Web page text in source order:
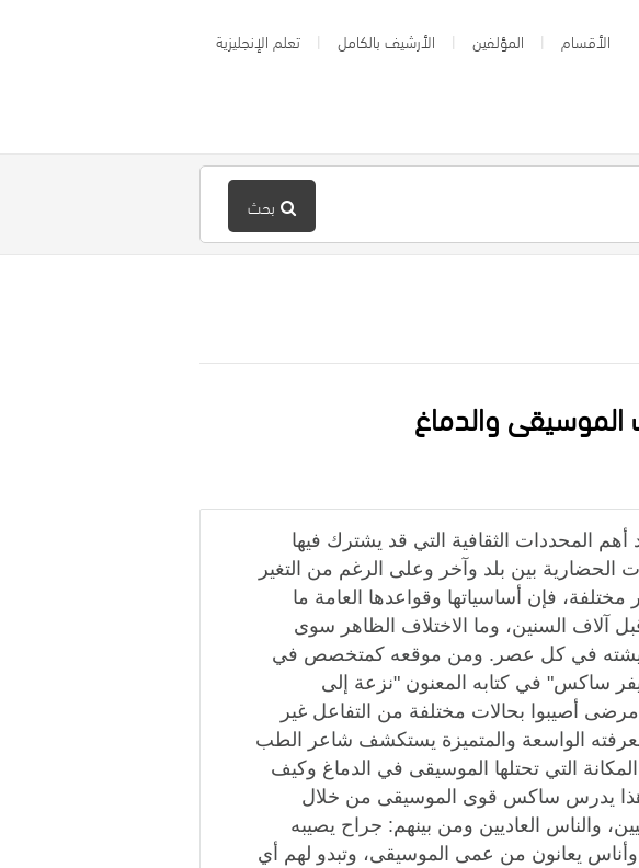
الأقسام المؤلفين الأرشيف بالكامل تعلم الإنجليزية
بحث
الموسيقى والدماغ
المحددات الثقافية التي قد يشترك فيها
الحضارية بين بلد وآخر وعلى الرغم من التغير
فإن أساسياتها وقواعدها العامة ما
آلاف السنين، وما الاختلاف الظاهر سوى
معايشته في كل عصر. ومن موقعه كمتخصص في
ساكس" في كتابه المعنون "نزعة إلى
أصيبوا بحالات مختلفة من التفاعل غير
الواسعة والمتميزة يستكشف شاعر الطب
المكانة التي تحتلها الموسيقى في الدماغ وكيف
هذا يدرس ساكس قوى الموسيقى من خلال
والناس العاديين ومن بينهم: جراح يصيبه
يعانون من عمى الموسيقى، وتبدو لهم أي